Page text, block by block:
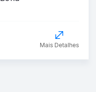
Mais Detalhes